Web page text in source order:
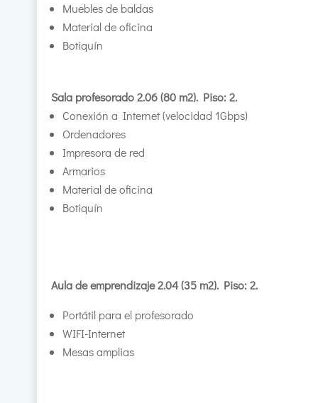
Muebles de baldas
Material de oficina
Botiquín
Sala profesorado 2.06 (80 m2). Piso: 2.
Conexión a Internet (velocidad 1Gbps)
Ordenadores
Impresora de red
Armarios
Material de oficina
Botiquín
Aula de emprendizaje 2.04 (35 m2). Piso: 2.
Portátil para el profesorado
WIFI-Internet
Mesas amplias